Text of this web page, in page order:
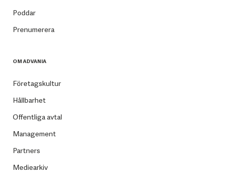
Poddar
Prenumerera
OM ADVANIA
Företagskultur
Hållbarhet
Offentliga avtal
Management
Partners
Mediearkiv